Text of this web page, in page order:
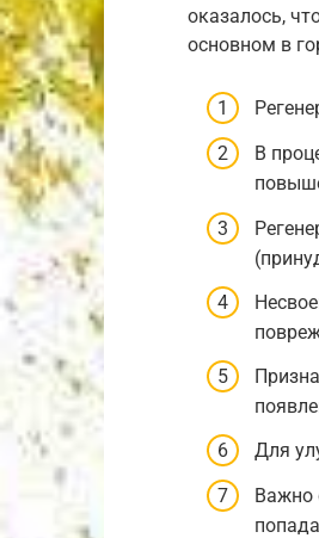
оказалось,
основном в
В
Для
Важно